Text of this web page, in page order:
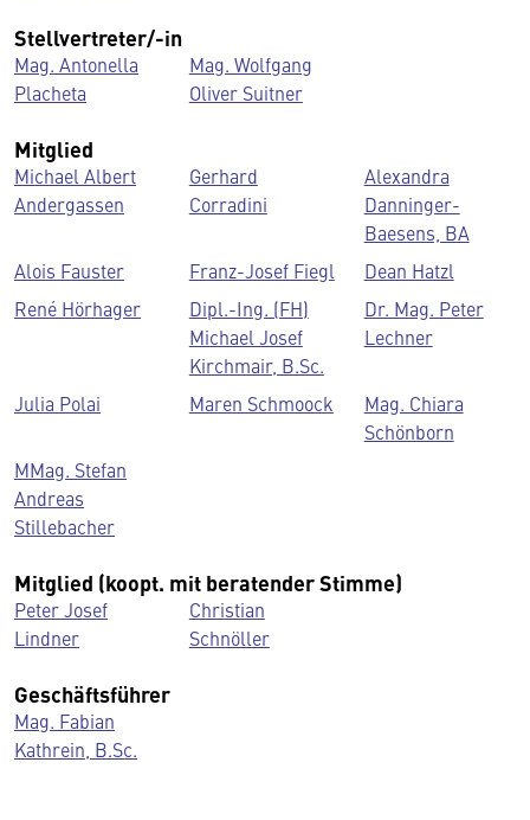
Stellvertreter/-in
Mag. Antonella
Placheta
Mag. Wolfgang
Oliver Suitner
Mitglied
Michael Albert
Andergassen
Gerhard
Corradini
Alexandra
Danninger-
Baesens, BA
Alois Fauster
Franz-Josef Fiegl
Dean Hatzl
René Hörhager
Dipl.-Ing. (FH)
Michael Josef
Kirchmair, B.Sc.
Dr. Mag. Peter
Lechner
Julia Polai Maren Schmoock
Mag. Chiara
Schönborn
MMag. Stefan
Andreas
Stillebacher
Mitglied (koopt. mit beratender Stimme)
Peter Josef
Lindner
Christian
Schnöller
Geschäftsführer
Mag. Fabian
Kathrein, B.Sc.